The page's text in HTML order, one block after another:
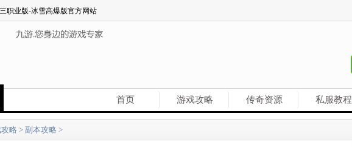
职业版-冰雪高爆版官方网站
首页 游戏攻略 传奇资源 私服教程
略 > 副本攻略 >